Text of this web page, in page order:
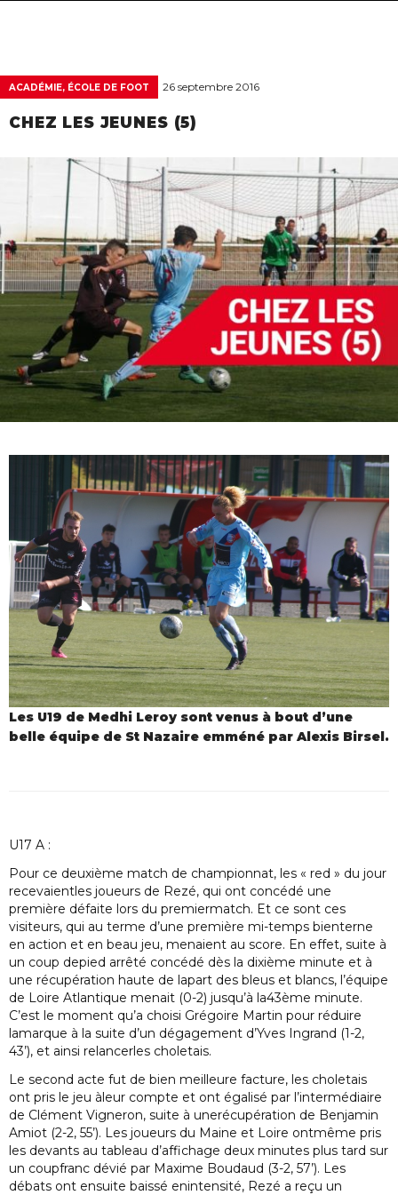
ACADÉMIE, ÉCOLE DE FOOT 26 septembre 2016
CHEZ LES JEUNES (5)
Les U19 de Medhi Leroy sont venus à bout d’une
belle équipe de St Nazaire emméné par Alexis Birsel.
U17 A :
Pour ce deuxième match de championnat, les « red » du jour
recevaientles joueurs de Rezé, qui ont concédé une
première défaite lors du premiermatch. Et ce sont ces
visiteurs, qui au terme d’une première mi-temps bienterne
en action et en beau jeu, menaient au score. En effet, suite à
un coup depied arrêté concédé dès la dixième minute et à
une récupération haute de lapart des bleus et blancs, l’équipe
de Loire Atlantique menait (0-2) jusqu’à la43ème minute.
C’est le moment qu’a choisi Grégoire Martin pour réduire
lamarque à la suite d’un dégagement d’Yves Ingrand (1-2,
43’), et ainsi relancerles choletais.
Le second acte fut de bien meilleure facture, les choletais
ont pris le jeu àleur compte et ont égalisé par l’intermédiaire
de Clément Vigneron, suite à unerécupération de Benjamin
Amiot (2-2, 55’). Les joueurs du Maine et Loire ontmême pris
les devants au tableau d’affichage deux minutes plus tard sur
un coupfranc dévié par Maxime Boudaud (3-2, 57’). Les
débats ont ensuite baissé enintensité, Rezé a reçu un